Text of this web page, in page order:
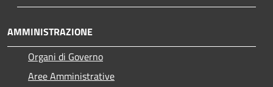
AMMINISTRAZIONE
Organi di Governo
Aree Amministrative